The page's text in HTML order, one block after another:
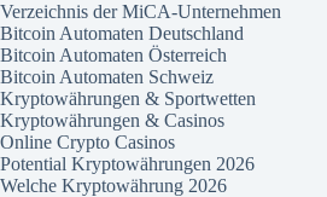
Verzeichnis der MiCA-Unternehmen
Bitcoin Automaten Deutschland
Bitcoin Automaten Österreich
Bitcoin Automaten Schweiz
Kryptowährungen & Sportwetten
Kryptowährungen & Casinos
Online Crypto Casinos
Potential Kryptowährungen 2026
Welche Kryptowährung 2026